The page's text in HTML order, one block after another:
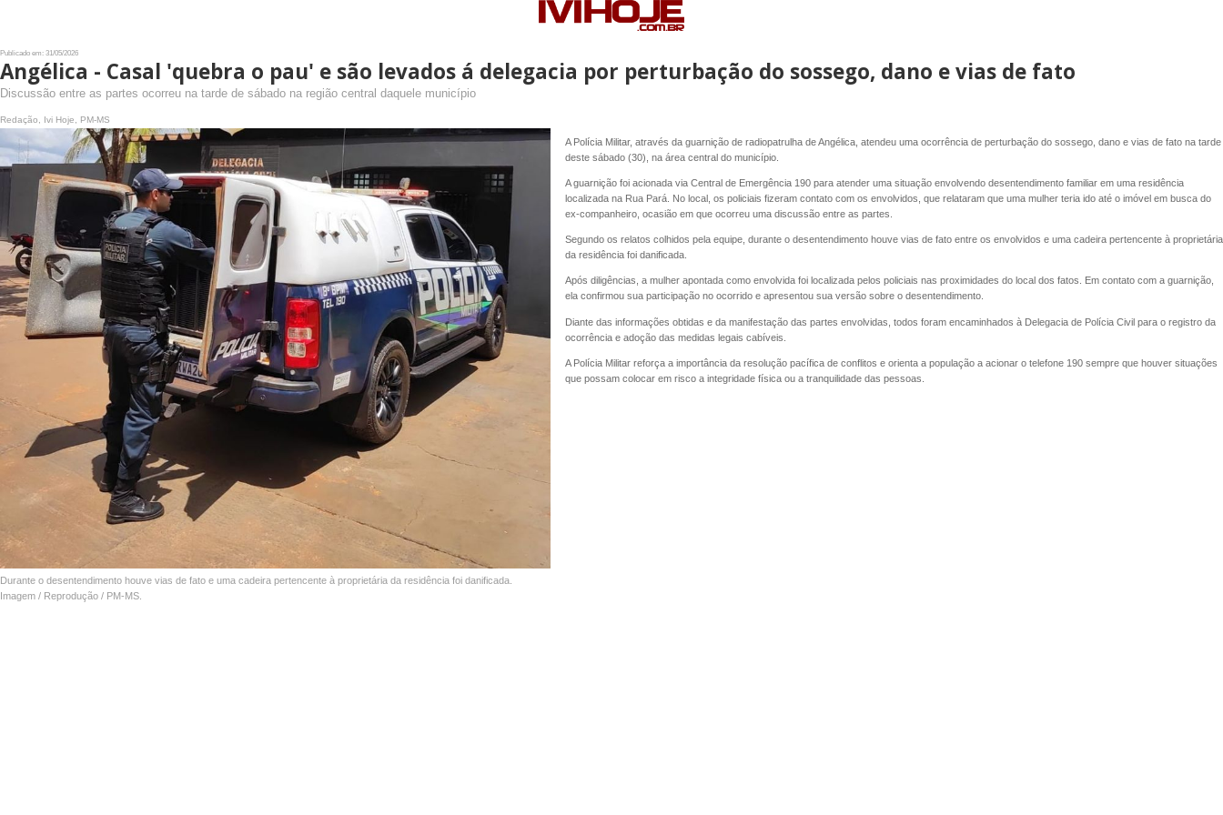
Publicado em: 31/05/2026
Angélica - Casal 'quebra o pau' e são levados á delegacia por perturbação do sossego, dano e vias de fato
Discussão entre as partes ocorreu na tarde de sábado na região central daquele município
Redação, Ivi Hoje, PM-MS
Durante o desentendimento houve vias de fato e uma cadeira pertencente à proprietária da residência foi danificada.
Imagem / Reprodução / PM-MS.
A Polícia Militar, através da guarnição de radiopatrulha de Angélica, atendeu uma ocorrência de perturbação do sossego, dano e vias de fato na tarde
deste sábado (30), na área central do município.
A guarnição foi acionada via Central de Emergência 190 para atender uma situação envolvendo desentendimento familiar em uma residência
localizada na Rua Pará. No local, os policiais fizeram contato com os envolvidos, que relataram que uma mulher teria ido até o imóvel em busca do
ex-companheiro, ocasião em que ocorreu uma discussão entre as partes.
Segundo os relatos colhidos pela equipe, durante o desentendimento houve vias de fato entre os envolvidos e uma cadeira pertencente à proprietária
da residência foi danificada.
Após diligências, a mulher apontada como envolvida foi localizada pelos policiais nas proximidades do local dos fatos. Em contato com a guarnição,
ela confirmou sua participação no ocorrido e apresentou sua versão sobre o desentendimento.
Diante das informações obtidas e da manifestação das partes envolvidas, todos foram encaminhados à Delegacia de Polícia Civil para o registro da
ocorrência e adoção das medidas legais cabíveis.
A Polícia Militar reforça a importância da resolução pacífica de conflitos e orienta a população a acionar o telefone 190 sempre que houver situações
que possam colocar em risco a integridade física ou a tranquilidade das pessoas.